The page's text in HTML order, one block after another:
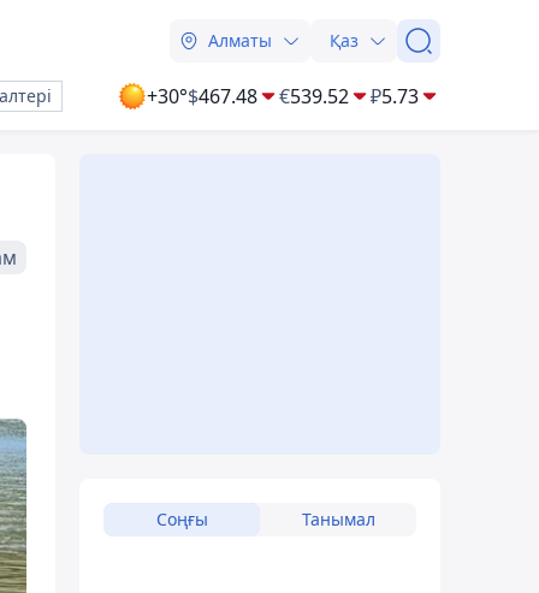
Алматы Қаз
+30°$467.48 €539.52 ₽5.73
Соңғы Танымал